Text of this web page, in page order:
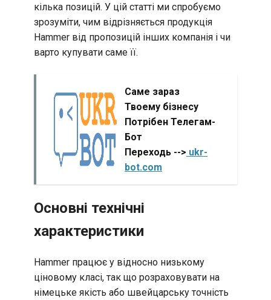
кілька позицій. У цій статті ми спробуємо
зрозуміти, чим відрізняється продукція
Hammer від пропозицій інших компанія і чи
варто купувати саме її.
Саме зараз
Твоему бізнесу
Потрібен Телегам-
Бот
Переходь --> ukr-
bot.com
Основні технічні
характеристики
Hammer працює у відносно низькому
ціновому класі, так що розраховувати на
німецьке якість або швейцарську точність